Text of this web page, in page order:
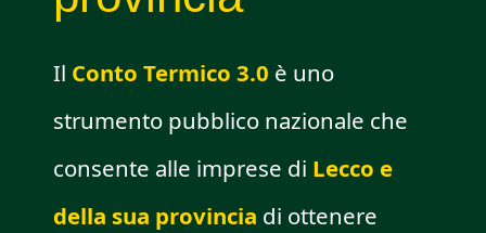
Il Conto Termico 3.0 è uno
strumento pubblico nazionale che
consente alle imprese di Lecco e
della sua provincia di ottenere